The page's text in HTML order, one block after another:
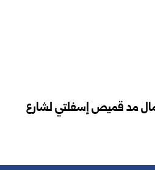
مد قميص إسفلتي لشارع